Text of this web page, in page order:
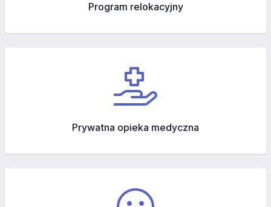
Program relokacyjny
Prywatna opieka medyczna